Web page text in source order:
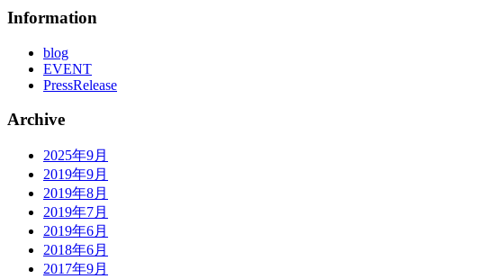
Information
blog
EVENT
PressRelease
Archive
2025年9月
2019年9月
2019年8月
2019年7月
2019年6月
2018年6月
2017年9月